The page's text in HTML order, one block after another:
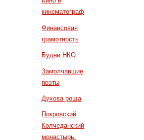
кинематограф
Финансовая
грамотность
Будни НКО
Замолчавшие
поэты
Духова роща
Покровский
Колчеданский
монастырь.